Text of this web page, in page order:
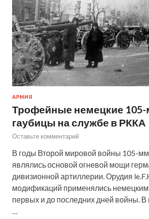
АРМИЯ
Трофейные немецкие
гаубицы на службе в РККА
Оставьте комментарий
В годы Второй мировой войны 105-
являлись основой огневой мощи
дивизионной артиллерии. Орудия
модификаций применялись
первых и до последних дней войны.